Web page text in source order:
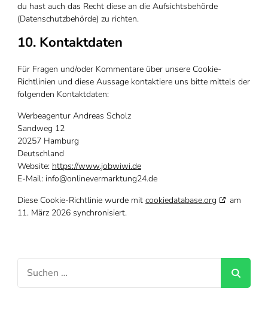
du hast auch das Recht diese an die Aufsichtsbehörde
(Datenschutzbehörde) zu richten.
10. Kontaktdaten
Für Fragen und/oder Kommentare über unsere Cookie-
Richtlinien und diese Aussage kontaktiere uns bitte mittels der
folgenden Kontaktdaten:
Werbeagentur Andreas Scholz
Sandweg 12
20257 Hamburg
Deutschland
Website: https://www.jobwiwi.de
E-Mail: info@onlinevermarktung24.de
Diese Cookie-Richtlinie wurde mit cookiedatabase.org
am
11. März 2026 synchronisiert.
Suchen